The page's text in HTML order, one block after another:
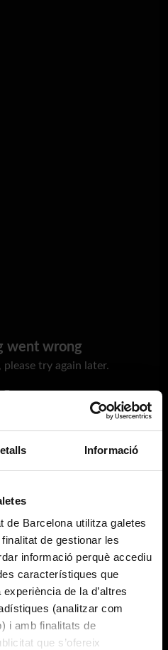
Informació
de Barcelona utilitza galetes
de gestionar les
informació perquè accediu
característiques que
de la d’altres
(analitzar com
i amb finalitats de
que s’ofereix
went wrong
try again later.
again